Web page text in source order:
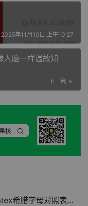
2025年11月10日 上午10:27
人脑一样温故知
下一篇
母对照表及输入方法